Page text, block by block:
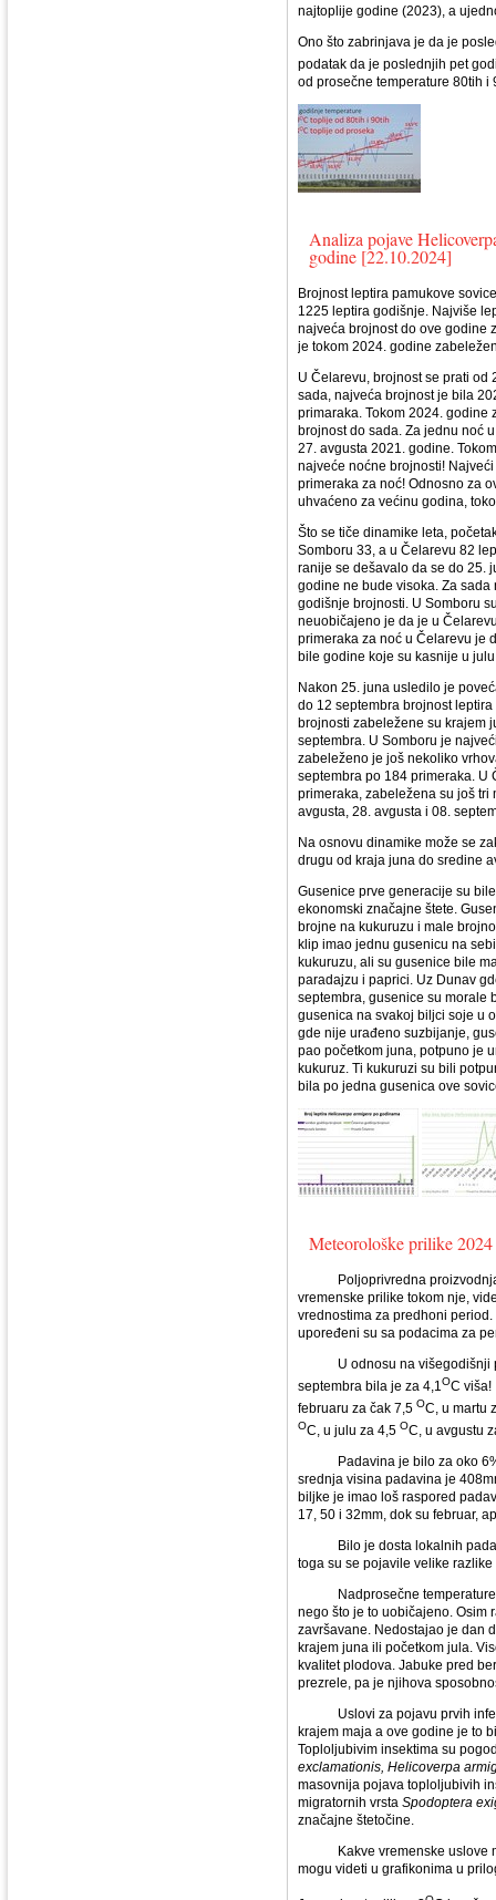
najtoplije godine (2023), a
Ono što zabrinjava je da je
podatak da je poslednjih pet
od prosečne temperature 80tih i
Analiza pojave
godine [22.10.2024]
Brojnost leptira pamukove
1225 leptira godišnje. Najviše
najveća brojnost do ove godine
je tokom 2024. godine
U Čelarevu, brojnost se prati
sada, najveća brojnost je bila
primaraka. Tokom 2024.
brojnost do sada. Za jednu noć
27. avgusta 2021. godine.
najveće noćne brojnosti!
primeraka za noć! Odnosno za
uhvaćeno za većinu godina,
Što se tiče dinamike leta,
Somboru 33, a u Čelarevu 82
ranije se dešavalo da se do 25.
godine ne bude visoka. Za
godišnje brojnosti. U Somboru
neuobičajeno je da je u
primeraka za noć u Čelarevu je
bile godine koje su kasnije u
Nakon 25. juna usledilo je
do 12 septembra brojnost
brojnosti zabeležene su krajem
septembra. U Somboru je
zabeleženo je još nekoliko
septembra po 184 primeraka. U
primeraka, zabeležena su još
avgusta, 28. avgusta i 08.
Na osnovu dinamike može se
drugu od kraja juna do sredine
Gusenice prve generacije su
ekonomski značajne štete.
brojne na kukuruzu i male
klip imao jednu gusenicu na
kukuruzu, ali su gusenice bile
paradajzu i paprici. Uz Dunav
septembra, gusenice su morale
gusenica na svakoj biljci soje u
gde nije urađeno suzbijanje,
pao početkom juna, potpuno je
kukuruz. Ti kukuruzi su bili
bila po jedna gusenica ove
Meteorološke prilike
Poljoprivredna proizvodnja
vremenske prilike tokom nje,
vrednostima za predhoni
upoređeni su sa podacima za
U odnosu na višegodišnji
septembra bila je za 4,1OC viša!
februaru za čak 7,5 OC, u martu
OC, u julu za 4,5 OC, u avgustu
Padavina je bilo za oko 6%
srednja visina padavina je
biljke je imao loš raspored
17, 50 i 32mm, dok su februar,
Bilo je dosta lokalnih
toga su se pojavile velike
Nadprosečne temperature u
nego što je to uobičajeno. Osim
završavane. Nedostajao je dan
krajem juna ili početkom jula.
kvalitet plodova. Jabuke pred
prezrele, pa je njihova
Uslovi za pojavu prvih
krajem maja a ove godine je to
Toploljubivim insektima su
exclamationis, Helicoverpa
masovnija pojava toploljubivih
migratornih vrsta Spodoptera
značajne štetočine.
Kakve vremenske uslove
mogu videti u grafikonima u